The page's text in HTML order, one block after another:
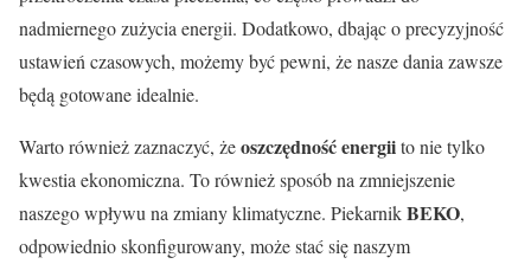
nadmiernego zużycia energii. Dodatkowo, dbając o precyzyjność
ustawień czasowych, możemy być pewni, że nasze dania zawsze
będą gotowane idealnie.
Warto również zaznaczyć, żeoszczędność energiito nie tylko
kwestia ekonomiczna. To również sposób na zmniejszenie
naszego wpływu na zmiany klimatyczne. PiekarnikBEKO,
odpowiednio skonfigurowany, może stać się naszym